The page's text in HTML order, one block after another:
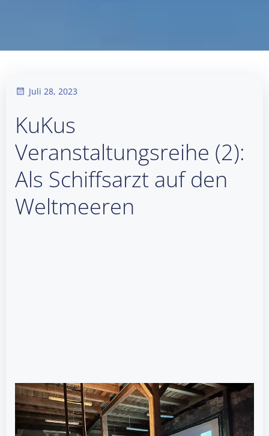
Juli 28, 2023
KuKus
Veranstaltungsreihe (2):
Als Schiffsarzt auf den
Weltmeeren